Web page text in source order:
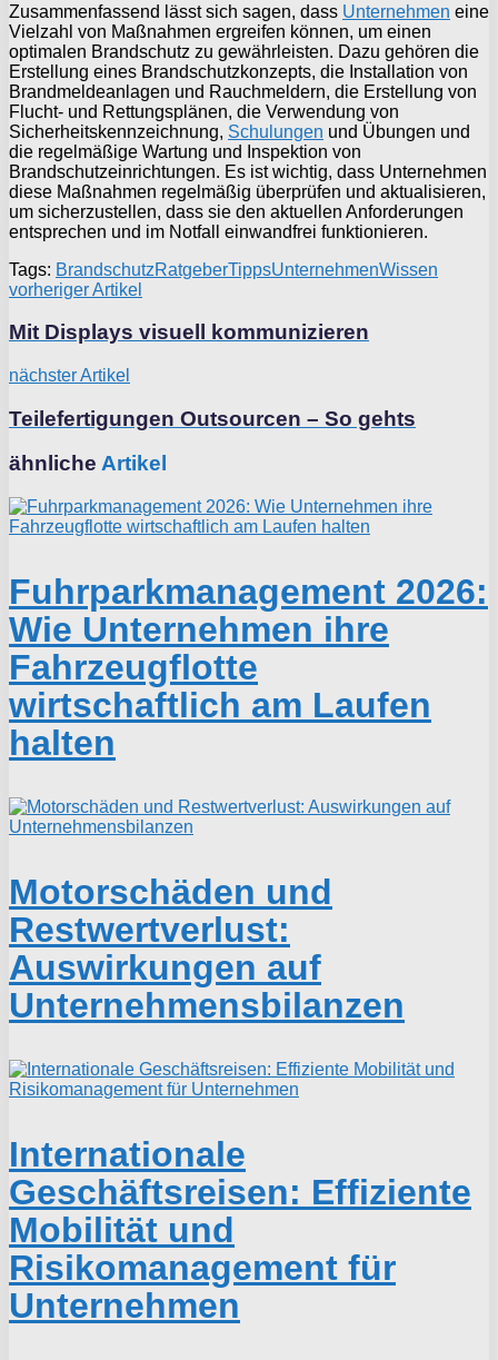
Zusammenfassend lässt sich sagen, dass Unternehmen eine
Vielzahl von Maßnahmen ergreifen können, um einen
optimalen Brandschutz zu gewährleisten. Dazu gehören die
Erstellung eines Brandschutzkonzepts, die Installation von
Brandmeldeanlagen und Rauchmeldern, die Erstellung von
Flucht- und Rettungsplänen, die Verwendung von
Sicherheitskennzeichnung, Schulungen und Übungen und
die regelmäßige Wartung und Inspektion von
Brandschutzeinrichtungen. Es ist wichtig, dass Unternehmen
diese Maßnahmen regelmäßig überprüfen und aktualisieren,
um sicherzustellen, dass sie den aktuellen Anforderungen
entsprechen und im Notfall einwandfrei funktionieren.
Tags: BrandschutzRatgeberTippsUnternehmenWissen
vorheriger Artikel
Mit Displays visuell kommunizieren
nächster Artikel
Teilefertigungen Outsourcen – So gehts
ähnliche Artikel
Fuhrparkmanagement 2026:
Wie Unternehmen ihre
Fahrzeugflotte
wirtschaftlich am Laufen
halten
Motorschäden und
Restwertverlust:
Auswirkungen auf
Unternehmensbilanzen
Internationale
Geschäftsreisen: Effiziente
Mobilität und
Risikomanagement für
Unternehmen